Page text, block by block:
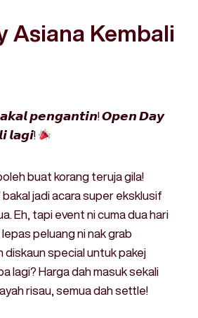
Asiana Kembali
𝙥𝙚𝙣𝙜𝙖𝙣𝙩𝙞𝙣! 𝙊𝙥𝙚𝙣 𝘿𝙖𝙮
𝙡𝙖𝙜𝙞!
buat korang teruja gila!
bakal jadi acara super eksklusif
Eh, tapi event ni cuma dua hari
peluang ni nak grab
diskaun special untuk pakej
lagi? Harga dah masuk sekali
risau, semua dah settle!